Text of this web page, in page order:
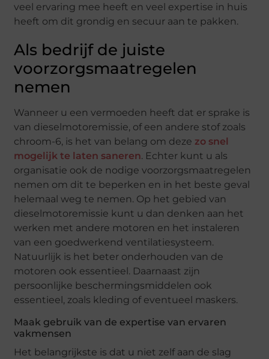
veel ervaring mee heeft en veel expertise in huis
heeft om dit grondig en secuur aan te pakken.
Als bedrijf de juiste
voorzorgsmaatregelen
nemen
Wanneer u een vermoeden heeft dat er sprake is
van dieselmotoremissie, of een andere stof zoals
chroom-6, is het van belang om deze zo snel
mogelijk te laten saneren. Echter kunt u als
organisatie ook de nodige voorzorgsmaatregelen
nemen om dit te beperken en in het beste geval
helemaal weg te nemen. Op het gebied van
dieselmotoremissie kunt u dan denken aan het
werken met andere motoren en het instaleren
van een goedwerkend ventilatiesysteem.
Natuurlijk is het beter onderhouden van de
motoren ook essentieel. Daarnaast zijn
persoonlijke beschermingsmiddelen ook
essentieel, zoals kleding of eventueel maskers.
Maak gebruik van de expertise van ervaren
vakmensen
Het belangrijkste is dat u niet zelf aan de slag